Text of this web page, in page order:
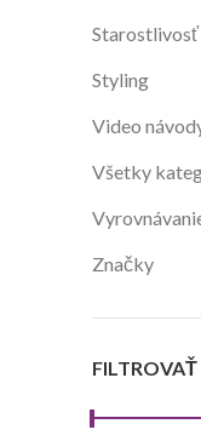
Starostlivosť
Styling
Video
Všetky
Značky